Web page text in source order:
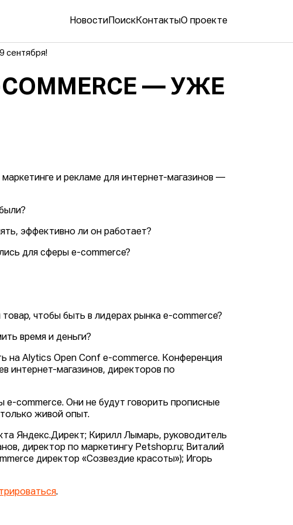
Новости ПоискКонтактыО проекте
сентября!
COMMERCE — УЖЕ
маркетинге и рекламе для интернет-магазинов —
эффективно ли он работает?
для сферы e-commerce?
чтобы быть в лидерах рынка e-commerce?
время и деньги?
на Alytics Open Conf e-commerce. Конференция
интернет-магазинов, директоров по
commerce. Они не будут говорить прописные
живой опыт.
Яндекс.Директ; Кирилл Лымарь, руководитель
директор по маркетингу Petshop.ru; Виталий
директор «Созвездие красоты»); Игорь
.